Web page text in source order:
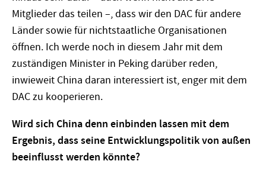
Mitglieder das teilen –, dass wir den DAC für andere
Länder sowie für nichtstaatliche Organisationen
öffnen. Ich werde noch in diesem Jahr mit dem
zuständigen Minister in Peking darüber reden,
inwieweit China daran interessiert ist, enger mit dem
DAC zu kooperieren.
Wird sich China denn einbinden lassen mit dem
Ergebnis, dass seine Entwicklungspolitik von außen
beeinflusst werden könnte?